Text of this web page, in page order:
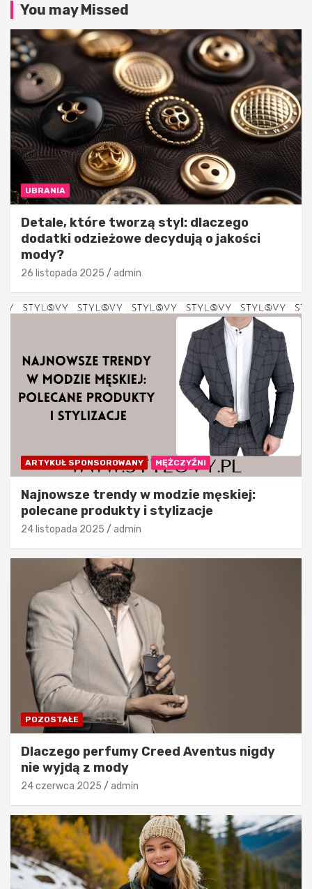
You may Missed
UBRANIA
Detale, które tworzą styl: dlaczego
dodatki odzieżowe decydują o jakości
mody?
26 listopada 2025 admin
ARTYKUŁ SPONSOROWANY MĘŻCZYŹNI
Najnowsze trendy w modzie męskiej:
polecane produkty i stylizacje
24 listopada 2025 admin
POZOSTAŁE
Dlaczego perfumy Creed Aventus nigdy
nie wyjdą z mody
24 czerwca 2025 admin